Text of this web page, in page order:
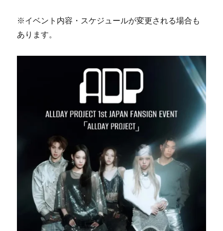
※イベント内容・スケジュールが変更される場合も
あります。